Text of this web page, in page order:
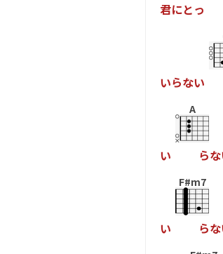
君にとっ
いらない
い
A
らな
い
F#m7
らな